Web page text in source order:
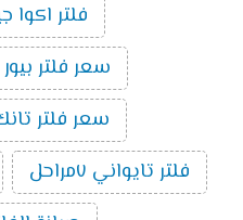
فلتر اكوا جيت ٧
سعر فلتر بيور
سعر فلتر تانك ٧ مراحل
فلتر تايواني ٧مراحل